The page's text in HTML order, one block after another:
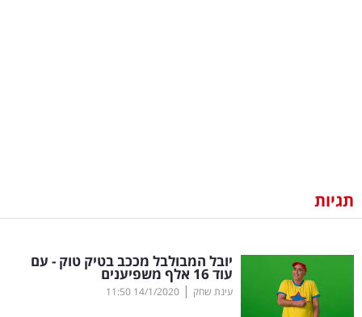
וצרכנות
דיגיטל
תגיות
יובל המבולבל מככב בטיק טוק - עם
עוד 16 אלף משפיענים
עינת שחק |
14/1/2020
11:50